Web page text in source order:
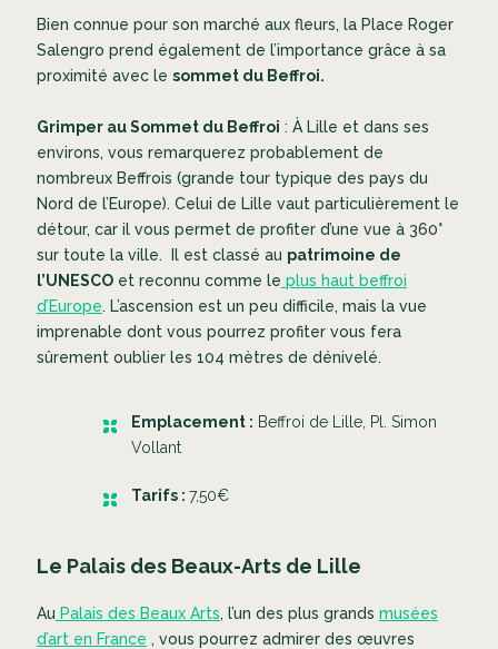
Bien connue pour son marché aux fleurs, la Place Roger
Salengro prend également de l’importance grâce à sa
proximité avec le sommet du Beffroi.
Grimper au Sommet du Beffroi : À Lille et dans ses
environs, vous remarquerez probablement de
nombreux Beffrois (grande tour typique des pays du
Nord de l’Europe). Celui de Lille vaut particulièrement le
détour, car il vous permet de profiter d’une vue à 360°
sur toute la ville. Il est classé au patrimoine de
l’UNESCOet reconnu comme le plus haut beffroi
d’Europe. L’ascension est un peu difficile, mais la vue
imprenable dont vous pourrez profiter vous fera
sûrement oublier les 104 mètres de dénivelé.
Emplacement : Beffroi de Lille, Pl. Simon
Vollant
Tarifs : 7,50€
Le Palais des Beaux-Arts de Lille
Au Palais des Beaux Arts, l’un des plus grands musées
d’art en France , vous pourrez admirer des œuvres